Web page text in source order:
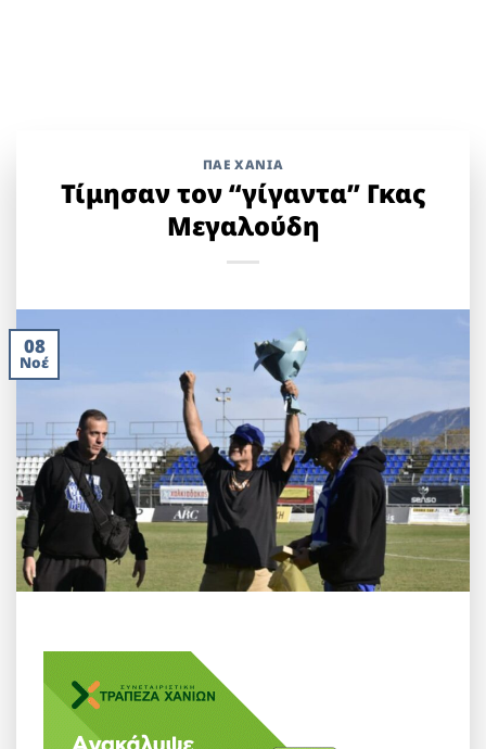
ΠΑΕ ΧΑΝΙΑ
Τίμησαν τον “γίγαντα” Γκας
Μεγαλούδη
08
Νοέ